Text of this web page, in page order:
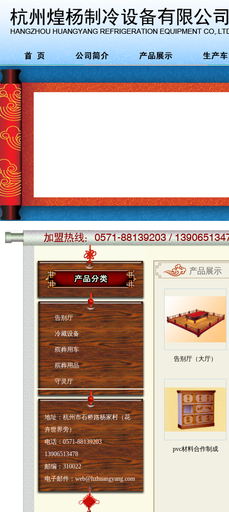
告别厅
冷藏设备
殡葬用车
殡葬用品
守灵厅
地址：杭州市石桥路杨家村（花
卉世界旁）
电话：0571-88139203
13906513478
邮编：310022
电子邮件：web@hzhuangyang.com
产品展示
告别厅（大厅）
pvc材料合作制成